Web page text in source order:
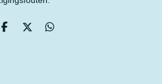
D
D
D